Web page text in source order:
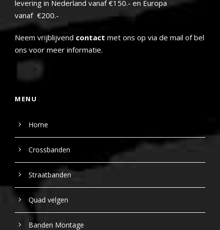
levering in Nederland vanaf €150.- en Europa
vanaf €200.-
Neem vrijblijvend contact met ons op via de mail of bel
ons voor meer informatie.
MENU
Home
Crossbanden
Straatbanden
Quad velgen
Banden Montage